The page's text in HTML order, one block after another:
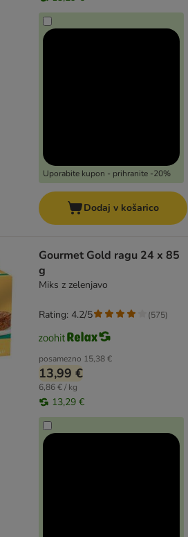
Uporabite kupon - prihranite -20%
Dodaj v košarico
Gourmet Gold ragu 24 x 85
g
Miks z zelenjavo
posamezno 15,38 €
13,99 €
6,86 € / kg
13,29 €
Rating: 4.2/5 (575)